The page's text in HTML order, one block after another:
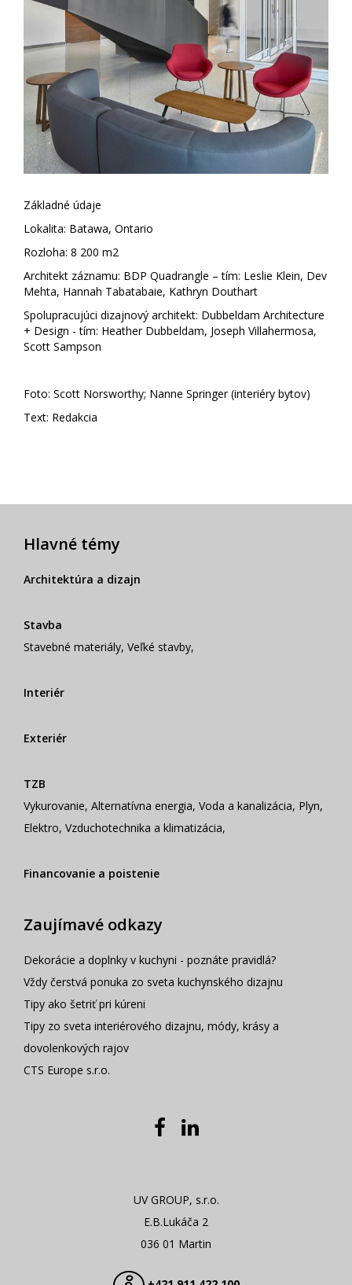
Základné údaje
Lokalita: Batawa, Ontario
Rozloha: 8 200 m2
Architekt záznamu: BDP Quadrangle – tím: Leslie Klein, Dev
Mehta, Hannah Tabatabaie, Kathryn Douthart
Spolupracujúci dizajnový architekt: Dubbeldam Architecture
+ Design - tím: Heather Dubbeldam, Joseph Villahermosa,
Scott Sampson
Foto: Scott Norsworthy; Nanne Springer (interiéry bytov)
Text: Redakcia
Hlavné témy
Architektúra a dizajn
Stavba
Stavebné materiály, Veľké stavby,
Interiér
Exteriér
TZB
Vykurovanie, Alternatívna energia, Voda a kanalizácia, Plyn,
Elektro, Vzduchotechnika a klimatizácia,
Financovanie a poistenie
Zaujímavé odkazy
Dekorácie a doplnky v kuchyni - poznáte pravidlá?
Vždy čerstvá ponuka zo sveta kuchynského dizajnu
Tipy ako šetriť pri kúreni
Tipy zo sveta interiérového dizajnu, módy, krásy a
dovolenkových rajov
CTS Europe s.r.o.
UV GROUP, s.r.o.
E.B.Lukáča 2
036 01 Martin